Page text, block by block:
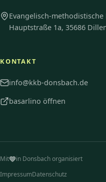
Evangelisch-methodistische
Hauptstraße 1a, 35686
KONTAKT
info@kkb-donsbach.de
basarlino öffnen
Mit
in Donsbach organisiert
ImpressumDatenschutz